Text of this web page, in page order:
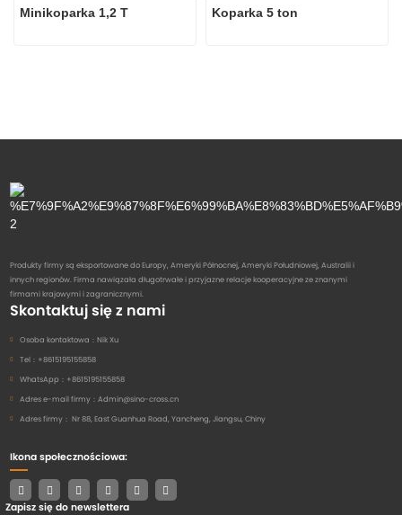
Minikoparka 1,2 T Koparka 5 ton
Produkty firmy są eksportowane do Europy, Ameryki Północnej, Ameryki Południowej, Australii i
innych regionów. Firma nawiązała długotrwałe i przyjazne relacje kooperacyjne ze znanymi
firmami krajowymi i zagranicznymi.
Skontaktuj się z nami
Osoba kontaktowa： Nik Xu
Tel： +8615195155858
WhatsApp： +8615195155858
Adres e-mail firmy： Admin@sino-cross.cn
Adres firmy： Nr 88, East Guanhua Road, Yancheng, Jiangsu, Chiny
Ikona społecznościowa:
Zapisz się do newslettera